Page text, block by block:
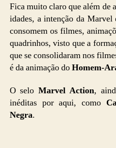
Fica muito claro que além de
idades, a intenção da Marvel
consomem os filmes,
quadrinhos, visto que a
que se consolidaram nos
é da animação doHomem-
O selo Marvel Action,
inéditas por aqui, como
Negra.